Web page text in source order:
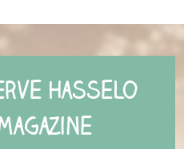
Hasselo